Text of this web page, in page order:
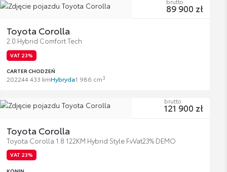
Toyota Corolla
2.0 Hybrid Comfort Tech
VAT 23%
CARTER CHODZEŃ
202244 433 kmHybryda1 986 cm3
89 900 zł
Toyota Corolla
Toyota Corolla 1.8 122KM Hybrid Style FvVat23% DEMO
VAT 23%
brutto
121 900 zł